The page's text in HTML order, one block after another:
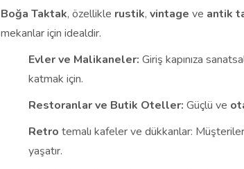
Boğa Taktak, özellikle rustik, vintage ve antik
mekanlar için idealdir.
Evler ve Malikaneler: Giriş kapınıza
katmak için.
Restoranlar ve Butik Oteller: Güçlü ve
Retro temalı kafeler ve dükkanlar:
yaşatır.